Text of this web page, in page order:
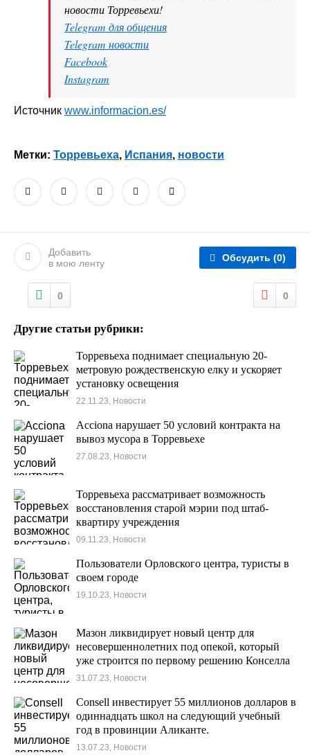
новости Торревьехи!
Telegram для общения
Telegram новости
Facebook
Instagram
Источник www.informacion.es/
Метки: Торревьеха, Испания, новости
Добавить
в мою ленту
Обсудить (0)
0 0
Другие статьи рубрики:
Торревьеха поднимает специальную 20-
метровую рождественскую елку и ускоряет
установку освещения
22.11.23, Новости
Acciona нарушает 50 условий контракта на
вывоз мусора в Торревьехе
27.08.23, Новости
Торревьеха рассматривает возможность
восстановления старой мэрии под штаб-
квартиру учреждения
09.11.23, Новости
Пользователи Орловского центра, туристы в
своем городе
19.10.23, Новости
Мазон ликвидирует новый центр для
несовершеннолетних под опекой, который
уже строится по первому решению Конселла
в Торревьехе.
31.07.23, Новости
Consell инвестирует 55 миллионов долларов в
одиннадцать школ на следующий учебный
год в провинции Аликанте.
13.07.23, Новости